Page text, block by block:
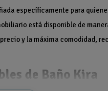
específicamente para
está disponible de
y la máxima comodidad,
de Baño Kira